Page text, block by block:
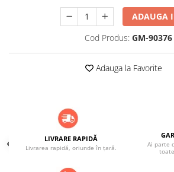
Coșuri de fum din beton
Coșuri de fum din inox
Coșuri de fum din otel
PLASE DE UMBRIRE/ ANTIGRINDINĂ
PRODUSE PENTRU GRĂDINARIT
Irigații pentru grădină
ADAUGA
Cod Produs: GM-90376
Adauga la Favorite
LIVRARE RAPIDĂ
Livrarea rapidă, oriunde în țară.
Ai parte